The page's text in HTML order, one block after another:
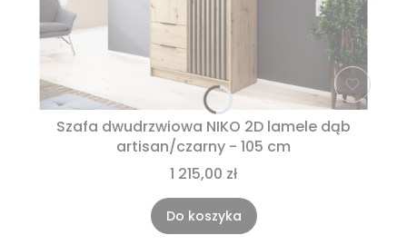
Szafa dwudrzwiowa NIKO 2D lamele dąb
artisan/czarny - 105 cm
1 215,00 zł
Do koszyka